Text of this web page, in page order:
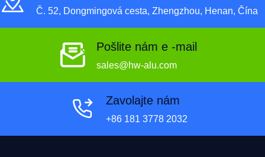
Č. 52, Dongmingová cesta, Zhengzhou, Henan, Čína
Pošlite nám e -mail
sales@hw-alu.com
Zavolajte nám
+86 181 3778 2032